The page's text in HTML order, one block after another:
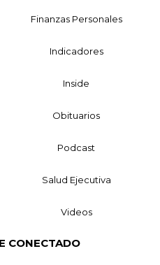
Finanzas Personales
Indicadores
Inside
Obituarios
Podcast
Salud Ejecutiva
Videos
CONECTADO